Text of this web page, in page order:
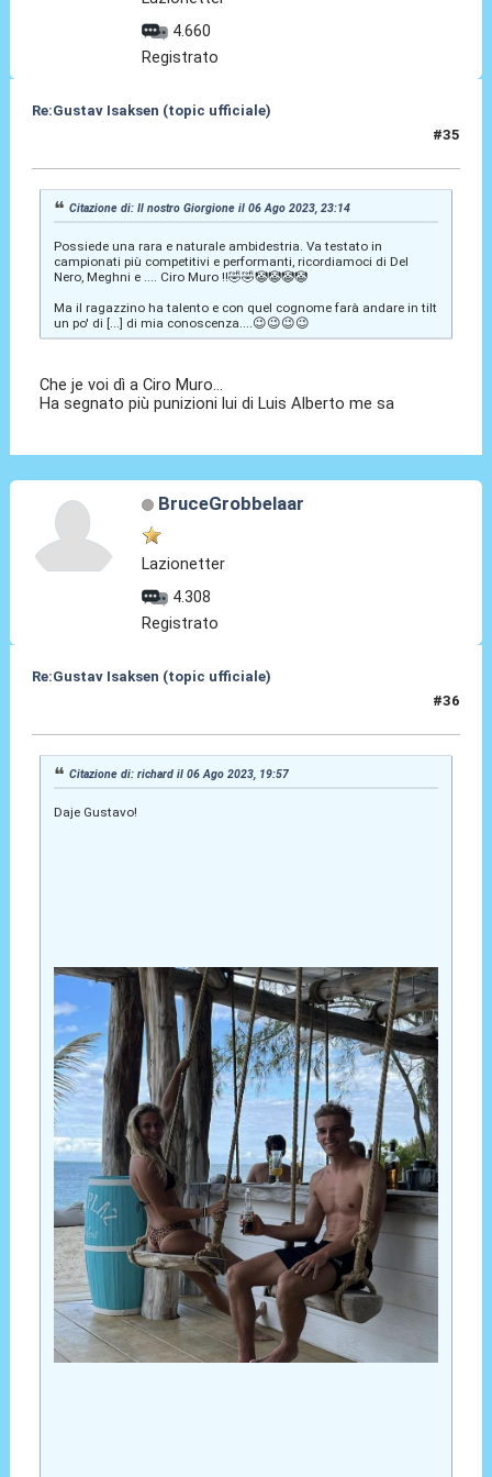
4.660
Registrato
Re:Gustav Isaksen (topic ufficiale)
#35
Citazione di: Il nostro Giorgione il 06 Ago 2023, 23:14
Possiede una rara e naturale ambidestria. Va testato in
campionati più competitivi e performanti, ricordiamoci di Del
Nero, Meghni e .... Ciro Muro !!🤣🤣🤡🤡🤡🤡
Ma il ragazzino ha talento e con quel cognome farà andare in tilt
un po' di [...] di mia conoscenza....😉😉😉😉
Che je voi dì a Ciro Muro...
Ha segnato più punizioni lui di Luis Alberto me sa
BruceGrobbelaar
Lazionetter
4.308
Registrato
Re:Gustav Isaksen (topic ufficiale)
#36
Citazione di: richard il 06 Ago 2023, 19:57
Daje Gustavo!